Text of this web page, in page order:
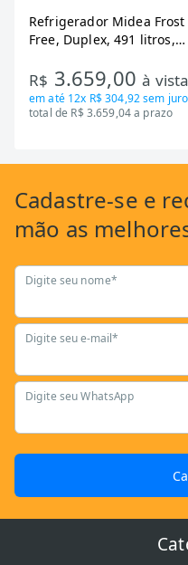
Refrigerador Midea Frost
Free, Duplex, 491 litros,
RT650EVK463)
R$ 3.659,00à vista
em até 12x R$ 304,92sem
total de R$ 3.659,04 a prazo
Cadastre-se e
mão as
Digite seu nome*
Digite seu e-mail*
Digite seu WhatsApp